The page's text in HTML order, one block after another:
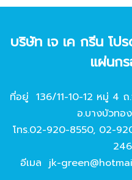
บริษัท เจ เค กรีน โ
แผ่นก
ที่อยู่ 136/11-10-12 หมู่ 4
อ.บางบัวทอ
โทร.02-920-8550, 02-
อีเมล jk-